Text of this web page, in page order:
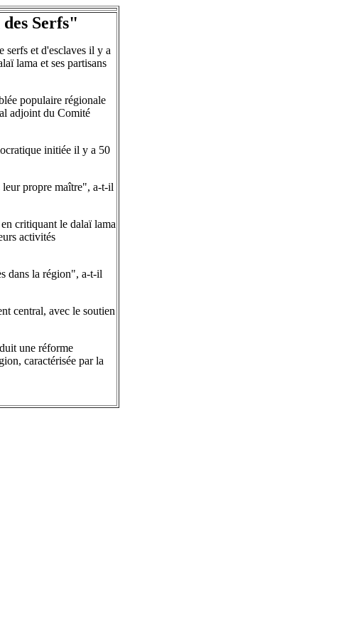
Serfs"
serfs et d'esclaves il y a
lama et ses partisans
populaire régionale
adjoint du Comité
initiée il y a 50
leur propre maître", a-t-il
critiquant le dalaï lama
activités
dans la région", a-t-il
central, avec le soutien
une réforme
caractérisée par la